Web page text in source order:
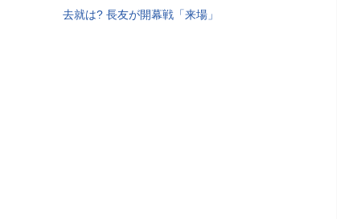
去就は? 長友が開幕戦「来場」